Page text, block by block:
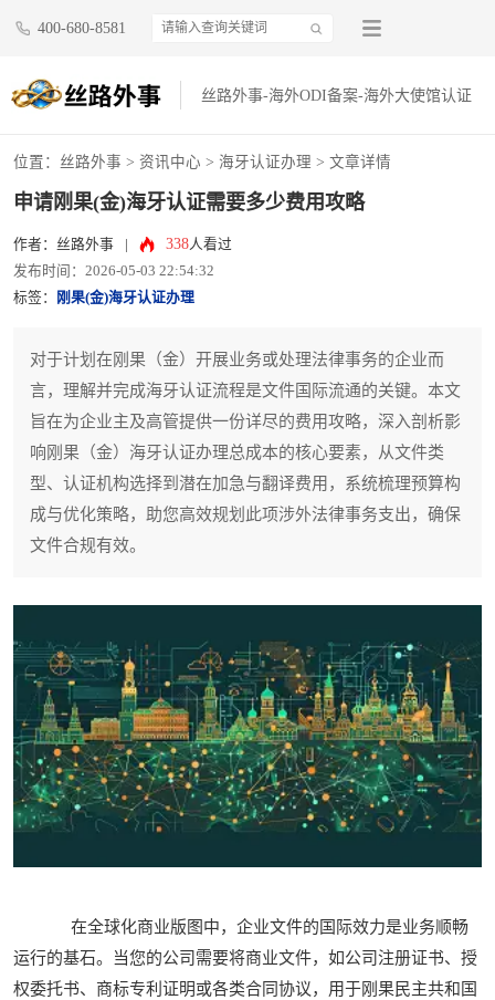
400-680-8581
丝路外事-海外ODI备案-海外大使馆认证
位置： 丝路外事 > 资讯中心 > 海牙认证办理 > 文章详情
申请刚果(金)海牙认证需要多少费用攻略
作者：丝路外事 338人看过
发布时间：2026-05-03 22:54:32
标签：
刚果(金)海牙认证办理
对于计划在刚果（金）开展业务或处理法律事务的企业而
言，理解并完成海牙认证流程是文件国际流通的关键。本文
旨在为企业主及高管提供一份详尽的费用攻略，深入剖析影
响刚果（金）海牙认证办理总成本的核心要素，从文件类
型、认证机构选择到潜在加急与翻译费用，系统梳理预算构
成与优化策略，助您高效规划此项涉外法律事务支出，确保
文件合规有效。
在全球化商业版图中，企业文件的国际效力是业务顺畅
运行的基石。当您的公司需要将商业文件，如公司注册证书、授
权委托书、商标专利证明或各类合同协议，用于刚果民主共和国